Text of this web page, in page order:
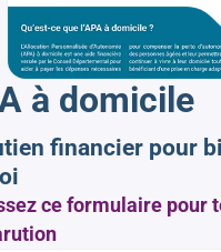
à domicile
financier pour
ce formulaire pour